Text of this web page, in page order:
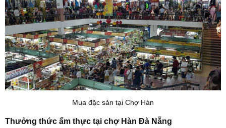
Mua đặc sản tại Chợ Hàn
Thưởng thức ẩm thực tại chợ Hàn Đà Nẵng